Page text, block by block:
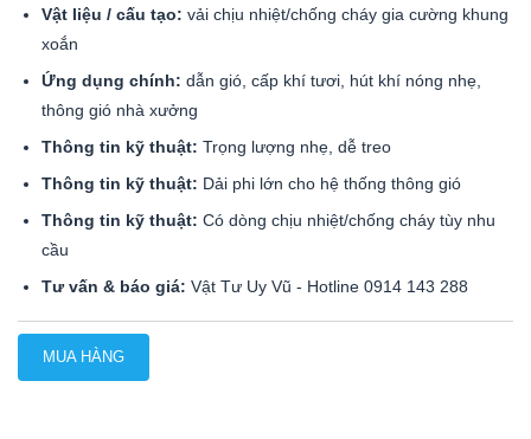
Vật liệu / cấu tạo: vải chịu nhiệt/chống cháy gia cường khung
xoắn
Ứng dụng chính: dẫn gió, cấp khí tươi, hút khí nóng nhẹ,
thông gió nhà xưởng
Thông tin kỹ thuật: Trọng lượng nhẹ, dễ treo
Thông tin kỹ thuật: Dải phi lớn cho hệ thống thông gió
Thông tin kỹ thuật: Có dòng chịu nhiệt/chống cháy tùy nhu
cầu
Tư vấn & báo giá: Vật Tư Uy Vũ - Hotline 0914 143 288
MUA HÀNG